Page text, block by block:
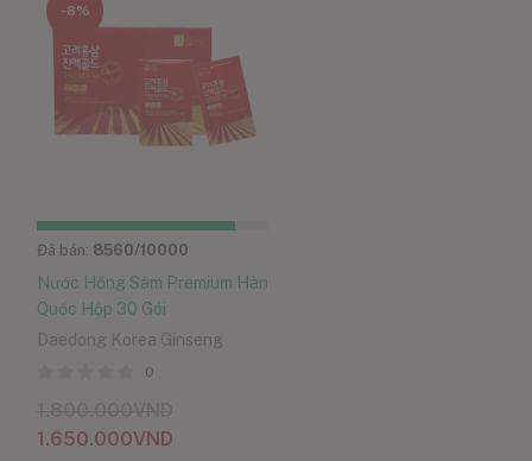
-8%
Đã bán: 8560/10000
Nước Hồng Sâm Premium Hàn
Quốc Hộp 30 Gói
Daedong Korea Ginseng
0
1.650.000VND